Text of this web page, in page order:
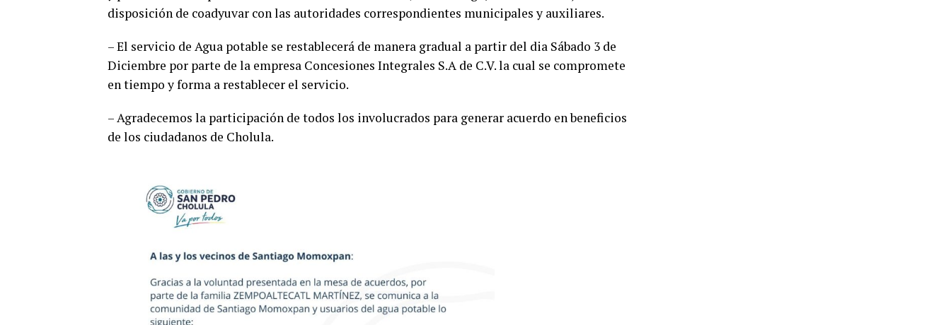
disposición de coadyuvar con las autoridades correspondientes municipales y auxiliares.
– El servicio de Agua potable se restablecerá de manera gradual a partir del dia Sábado 3 de
Diciembre por parte de la empresa Concesiones Integrales S.A de C.V. la cual se compromete
en tiempo y forma a restablecer el servicio.
– Agradecemos la participación de todos los involucrados para generar acuerdo en beneficios
de los ciudadanos de Cholula.